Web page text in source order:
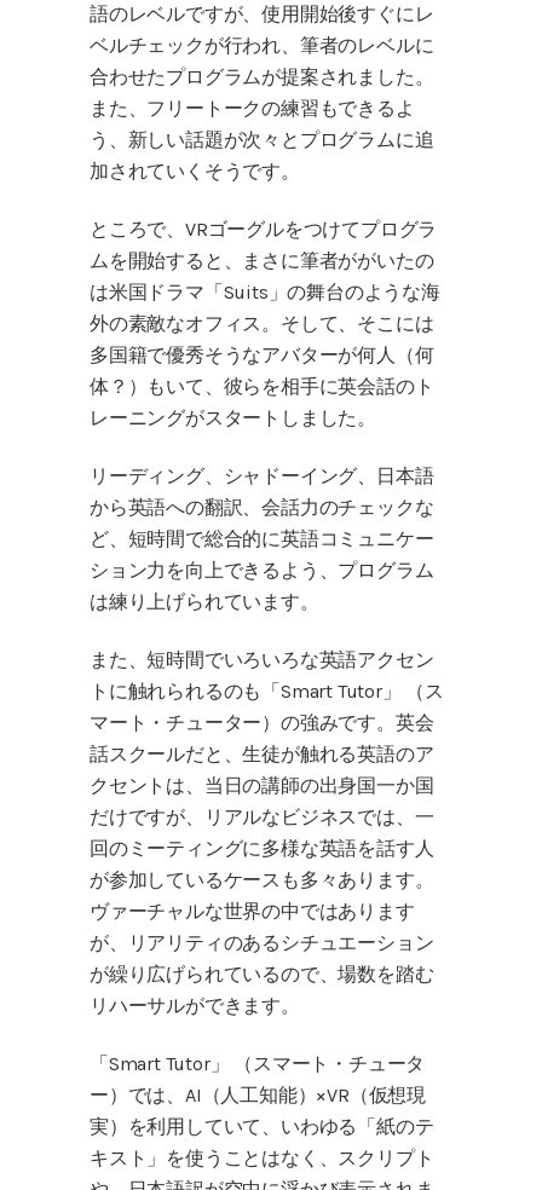
語のレベルですが、使用開始後すぐにレ
ベルチェックが行われ、筆者のレベルに
合わせたプログラムが提案されました。
また、フリートークの練習もできるよ
う、新しい話題が次々とプログラムに追
加されていくそうです。
ところで、VRゴーグルをつけてプログラ
ムを開始すると、まさに筆者ががいたの
は米国ドラマ「Suits」の舞台のような海
外の素敵なオフィス。そして、そこには
多国籍で優秀そうなアバターが何人（何
体？）もいて、彼らを相手に英会話のト
レーニングがスタートしました。
リーディング、シャドーイング、日本語
から英語への翻訳、会話力のチェックな
ど、短時間で総合的に英語コミュニケー
ション力を向上できるよう、プログラム
は練り上げられています。
また、短時間でいろいろな英語アクセン
トに触れられるのも「Smart Tutor」 （ス
マート・チューター）の強みです。英会
話スクールだと、生徒が触れる英語のア
クセントは、当日の講師の出身国一か国
だけですが、リアルなビジネスでは、一
回のミーティングに多様な英語を話す人
が参加しているケースも多々あります。
ヴァーチャルな世界の中ではあります
が、リアリティのあるシチュエーション
が繰り広げられているので、場数を踏む
リハーサルができます。
「Smart Tutor」 （スマート・チュータ
ー）では、AI（人工知能）×VR（仮想現
実）を利用していて、いわゆる「紙のテ
キスト」を使うことはなく、スクリプト